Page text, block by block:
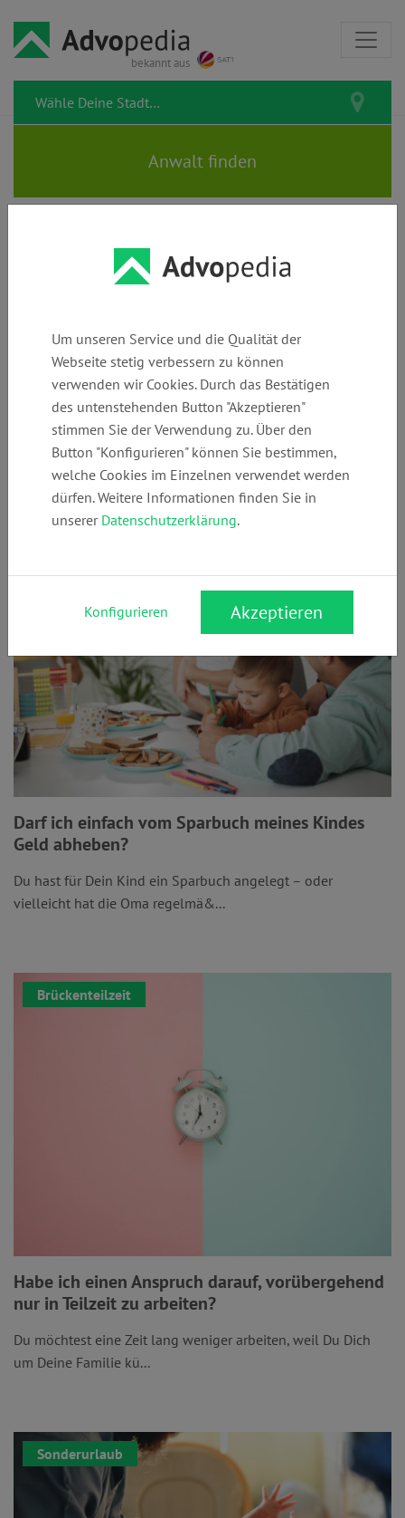
bekannt aus
Alle Artikel zur Kategorie
Hier dreht sich alles um Dein Familienleben: von der
Hochzeit bis zur Scheidung. Was kannst Du tun, wenn es
Streit um das Sorgerecht gibt? Wie wird der Unterhalt
geregelt? Und welche Rechte hast Du oder Deine Kinder bei
einer Trennung? Diese Kategorie hilft Dir, Deine Fragen zu
klären und gute Entscheidungen zu treffen.
Darf ich einfach vom Sparbuch meines Kindes
Geld abheben?
Du hast für Dein Kind ein Sparbuch angelegt – oder
vielleicht hat die Oma regelmä&...
Brückenteilzeit
Habe ich einen Anspruch darauf, vorübergehend
nur in Teilzeit zu arbeiten?
Du möchtest eine Zeit lang weniger arbeiten, weil Du Dich
um Deine Familie kü...
Sonderurlaub
Um unseren Service und die Qualität der
Webseite stetig verbessern zu können
verwenden wir Cookies. Durch das Bestätigen
des untenstehenden Button "Akzeptieren"
stimmen Sie der Verwendung zu. Über den
Button "Konfigurieren" können Sie bestimmen,
welche Cookies im Einzelnen verwendet werden
dürfen. Weitere Informationen finden Sie in
unserer Datenschutzerklärung.
Konfigurieren Akzeptieren